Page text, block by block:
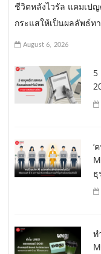
ชีวิตหลังไวรัล แคมเป
กระแสให้เป็นผลลัพธ์ท
August 6, 2026
5
‘
ธุ
ท